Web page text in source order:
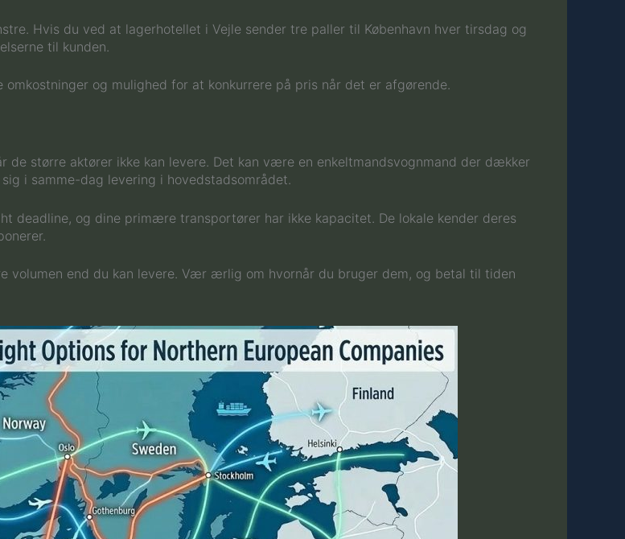
Hvis du ved at lagerhotellet i Vejle sender tre paller til København hver tirsdag og
til kunden.
og mulighed for at konkurrere på pris når det er afgørende.
større aktører ikke kan levere. Det kan være en enkeltmandsvognmand der dækker
i samme-dag levering i hovedstadsområdet.
deadline, og dine primære transportører har ikke kapacitet. De lokale kender deres
volumen end du kan levere. Vær ærlig om hvornår du bruger dem, og betal til tiden